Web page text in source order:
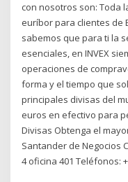
con nosotros son: Toda
euríbor para clientes de
sabemos que para ti la
esenciales, en INVEX
operaciones de
forma y el tiempo que
principales divisas del
euros en efectivo para
Divisas Obtenga el
Santander de Negocios
4 oficina 401 Teléfonos: +